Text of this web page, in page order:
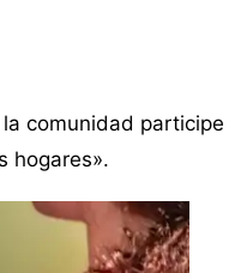
comunidad participe
hogares».